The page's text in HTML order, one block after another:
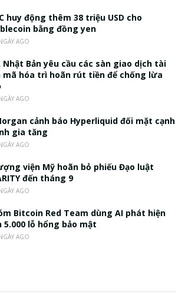
huy động thêm 38 triệu USD cho
bằng đồng yen
AGO
Nhật Bản yêu cầu các sàn giao dịch tài
mã hóa trì hoãn rút tiền để chống lừa
AGO
cảnh báo Hyperliquid đối mặt cạnh
gia tăng
AGO
viện Mỹ hoãn bỏ phiếu Đạo luật
đến tháng 9
AGO
Bitcoin Red Team dùng AI phát hiện
5.000 lỗ hổng bảo mật
AGO